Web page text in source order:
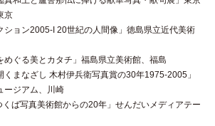
京
ション2005-I 20世紀の人間像」徳島県立近代美術
めぐる美とカタチ」福島県立美術館、福島
くまなざし 木村伊兵衛写真賞の30年1975-2005」
ージアム、川崎
くば写真美術館からの20年」せんだいメディアテー